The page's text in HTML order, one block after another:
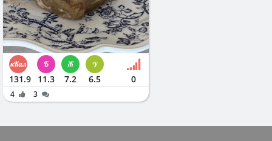
131.9 11.3 7.2 6.5 0
4 3